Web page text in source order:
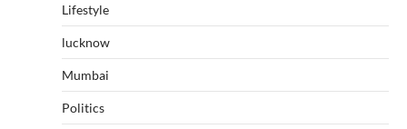
Lifestyle
lucknow
Mumbai
Politics